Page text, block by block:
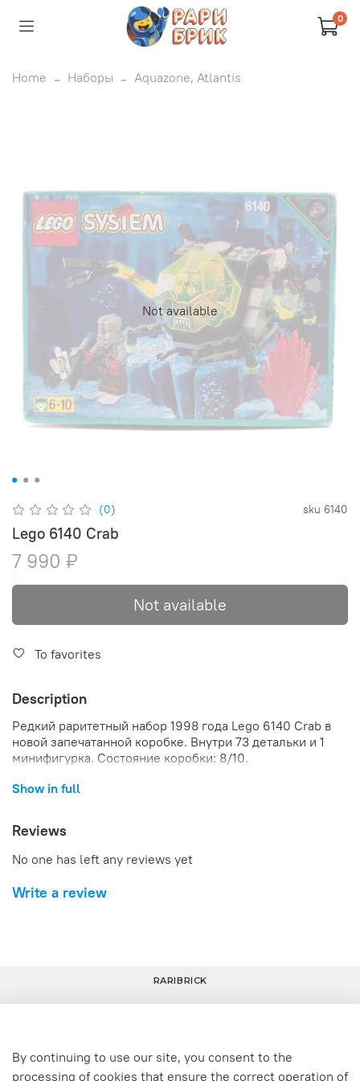
0
Home Наборы Aquazone, Atlantis
Not available
(0) sku 6140
Lego 6140 Crab
7 990 ₽
Not available
To favorites
Description
Редкий раритетный набор 1998 года Lego 6140 Crab в
новой запечатанной коробке. Внутри 73 детальки и 1
минифигурка. Состояние коробки: 8/10.
Show in full
Reviews
No one has left any reviews yet
Write a review
+7(800) 800-80-80 +7(800) 800-80-80
RARIBRICK
By continuing to use our site, you consent to the
processing of cookies that ensure the correct operation of